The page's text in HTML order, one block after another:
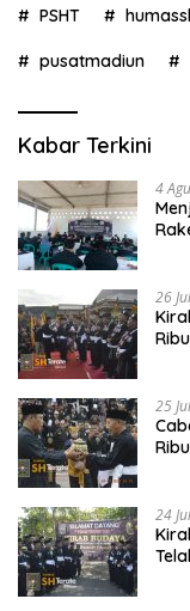
PSHT
pusatmadiun
Kabar Terkini
4
26
25
24